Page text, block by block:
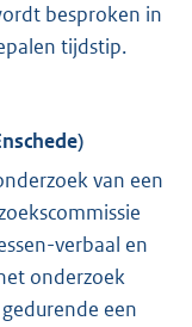
besproken in
tijdstip.
van een
verbaal en
onderzoek
een